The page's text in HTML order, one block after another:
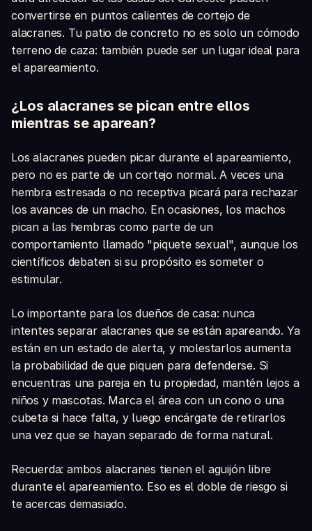
convertirse en puntos calientes de cortejo de
alacranes. Tu patio de concreto no es solo un cómodo
terreno de caza: también puede ser un lugar ideal para
el apareamiento.
¿Los alacranes se pican entre ellos
mientras se aparean?
Los alacranes pueden picar durante el apareamiento,
pero no es parte de un cortejo normal. A veces una
hembra estresada o no receptiva picará para rechazar
los avances de un macho. En ocasiones, los machos
pican a las hembras como parte de un
comportamiento llamado "piquete sexual", aunque los
científicos debaten si su propósito es someter o
estimular.
Lo importante para los dueños de casa: nunca
intentes separar alacranes que se están apareando. Ya
están en un estado de alerta, y molestarlos aumenta
la probabilidad de que piquen para defenderse. Si
encuentras una pareja en tu propiedad, mantén lejos a
niños y mascotas. Marca el área con un cono o una
cubeta si hace falta, y luego encárgate de retirarlos
una vez que se hayan separado de forma natural.
Recuerda: ambos alacranes tienen el aguijón libre
durante el apareamiento. Eso es el doble de riesgo si
te acercas demasiado.